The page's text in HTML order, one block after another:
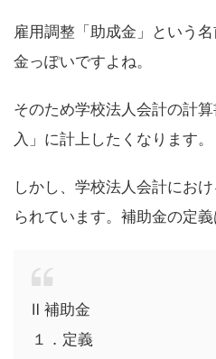
雇用調整「助成金」という
金っぽいですよね。
そのため学校法人会計の計
入」に計上したくなります。
しかし、学校法人会計にお
られています。補助金の定義
Ⅱ 補助金
１．定義